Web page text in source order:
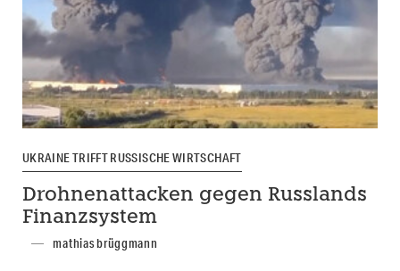
UKRAINE TRIFFT RUSSISCHE WIRTSCHAFT
Drohnenattacken gegen Russlands
Finanzsystem
mathias brüggmann